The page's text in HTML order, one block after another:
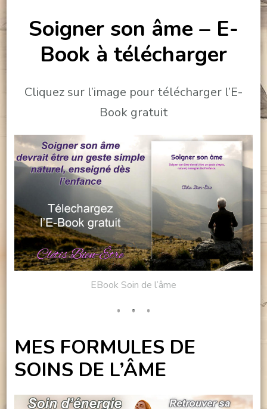
Soigner son âme – E-
Book à télécharger
Cliquez sur l’image pour télécharger l’E-
Book gratuit
EBook Soin de l’âme
MES FORMULES DE
SOINS DE L’ÂME